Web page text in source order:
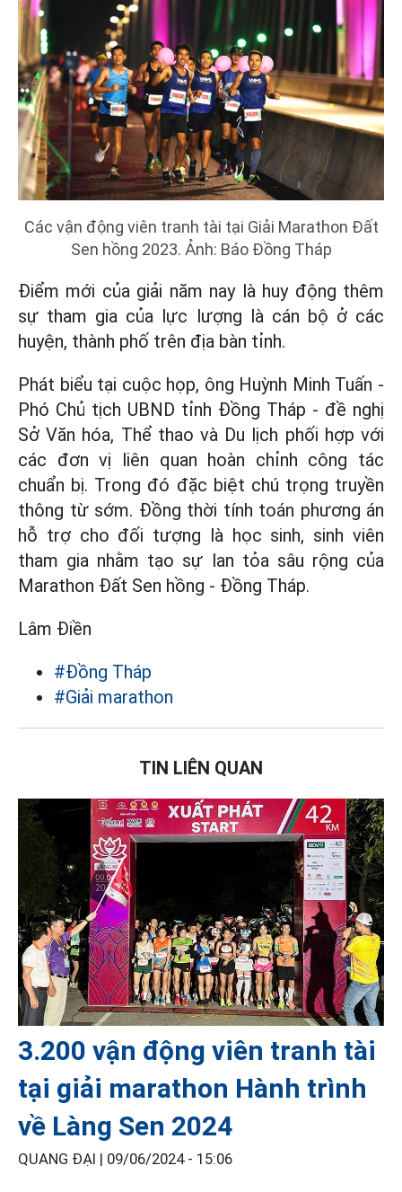
Các vận động viên tranh tài tại Giải Marathon Đất
Sen hồng 2023. Ảnh: Báo Đồng Tháp
Điểm mới của giải năm nay là huy động thêm
sự tham gia của lực lượng là cán bộ ở các
huyện, thành phố trên địa bàn tỉnh.
Phát biểu tại cuộc họp, ông Huỳnh Minh Tuấn -
Phó Chủ tịch UBND tỉnh Đồng Tháp - đề nghị
Sở Văn hóa, Thể thao và Du lịch phối hợp với
các đơn vị liên quan hoàn chỉnh công tác
chuẩn bị. Trong đó đặc biệt chú trọng truyền
thông từ sớm. Đồng thời tính toán phương án
hỗ trợ cho đối tượng là học sinh, sinh viên
tham gia nhằm tạo sự lan tỏa sâu rộng của
Marathon Đất Sen hồng - Đồng Tháp.
Lâm Điền
#Đồng Tháp
#Giải marathon
TIN LIÊN QUAN
3.200 vận động viên tranh tài
tại giải marathon Hành trình
về Làng Sen 2024
QUANG ĐẠI | 09/06/2024 - 15:06